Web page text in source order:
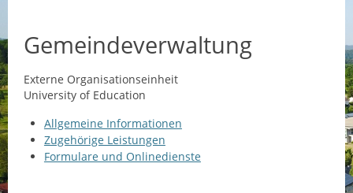
Coronavirus
Gemeindeverwaltung
Externe Organisationseinheit
University of Education
Allgemeine Informationen
Zugehörige Leistungen
Formulare und Onlinedienste